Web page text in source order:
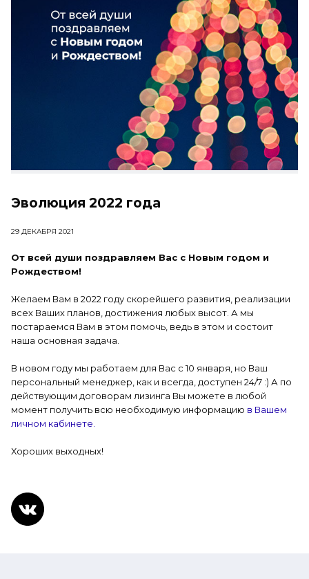
Эволюция 2022 года
29 ДЕКАБРЯ 2021
От всей души поздравляем Вас с Новым годом и
Рождеством!
Желаем Вам в 2022 году скорейшего развития, реализации
всех Ваших планов, достижения любых высот. А мы
постараемся Вам в этом помочь, ведь в этом и состоит
наша основная задача.
В новом году мы работаем для Вас с 10 января, но Ваш
персональный менеджер, как и всегда, доступен 24/7 :) А по
действующим договорам лизинга Вы можете в любой
момент получить всю необходимую информацию в Вашем
личном кабинете.
Хороших выходных!